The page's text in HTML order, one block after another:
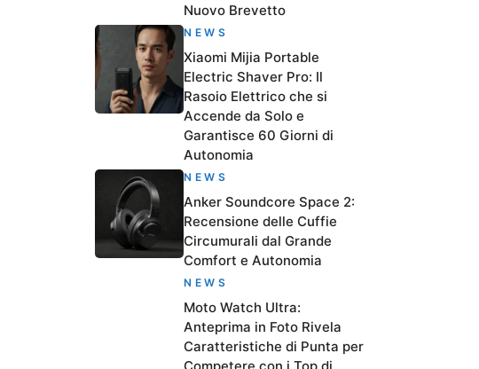
Nuovo Brevetto
NEWS
Xiaomi Mijia Portable
Electric Shaver Pro: Il
Rasoio Elettrico che si
Accende da Solo e
Garantisce 60 Giorni di
Autonomia
NEWS
Anker Soundcore Space 2:
Recensione delle Cuffie
Circumurali dal Grande
Comfort e Autonomia
NEWS
Moto Watch Ultra:
Anteprima in Foto Rivela
Caratteristiche di Punta per